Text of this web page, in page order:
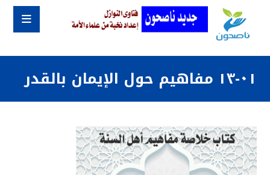
٠١-١٣ مفاهيم حول الإيمان بالقدر